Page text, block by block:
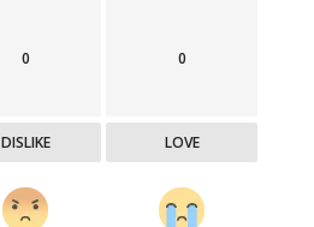
0
DISLIKE
0
LOVE